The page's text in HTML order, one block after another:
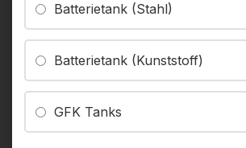
Batterietank (Stahl)
Batterietank (Kunststoff)
GFK Tanks